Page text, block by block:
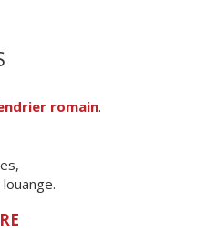
romain.